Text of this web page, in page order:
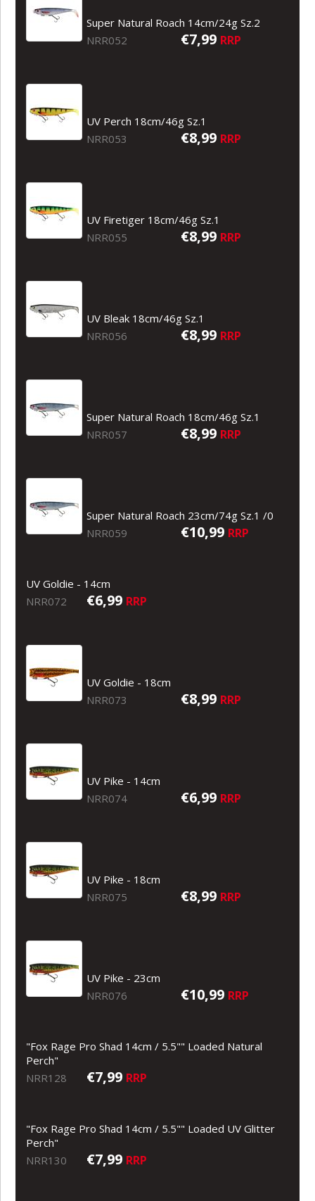
Super Natural Roach 14cm/24g Sz.2
NRR052
€7,99 RRP
UV Perch 18cm/46g Sz.1
NRR053
€8,99 RRP
UV Firetiger 18cm/46g Sz.1
NRR055
€8,99 RRP
UV Bleak 18cm/46g Sz.1
NRR056
€8,99 RRP
Super Natural Roach 18cm/46g Sz.1
NRR057
€8,99 RRP
Super Natural Roach 23cm/74g Sz.1 /0
NRR059
€10,99 RRP
UV Goldie - 14cm
NRR072
€6,99 RRP
UV Goldie - 18cm
NRR073
€8,99 RRP
UV Pike - 14cm
NRR074
€6,99 RRP
UV Pike - 18cm
NRR075
€8,99 RRP
UV Pike - 23cm
NRR076
€10,99 RRP
"Fox Rage Pro Shad 14cm / 5.5"" Loaded Natural
Perch"
NRR128
€7,99 RRP
"Fox Rage Pro Shad 14cm / 5.5"" Loaded UV Glitter
Perch"
NRR130
€7,99 RRP